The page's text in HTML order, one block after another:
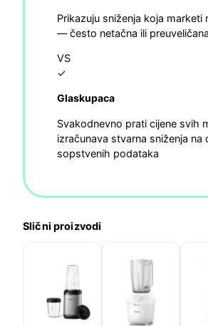
Prikazuju sniženja koja marketi
— često netačna ili preuveličana
VS
✓
Glaskupaca
Svakodnevno prati cijene svih
izračunava stvarna sniženja na
sopstvenih podataka
Slični proizvodi